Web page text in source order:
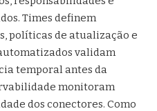
Times definem
políticas de atualização e
validam
temporal antes da
monitoram
dos conectores. Como